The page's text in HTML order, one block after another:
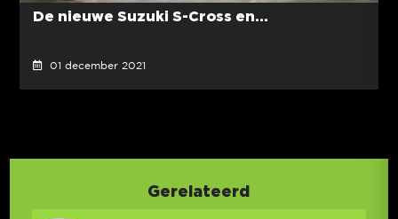
De nieuwe Suzuki S-Cross en...
01 december 2021
Gerelateerd